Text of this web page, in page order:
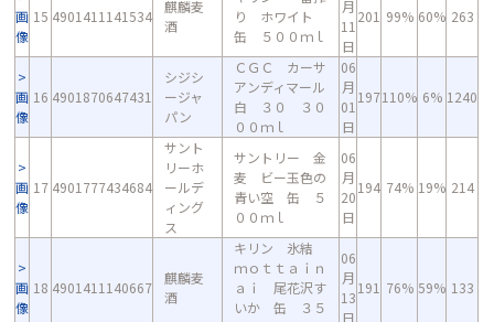
画
像
15 4901411141534
麒麟麦
酒
り ホワイト
缶 ５００ｍｌ
月
11
日
201 99% 60% 263
画
像
16 4901870647431
シジシ
ージャ
パン
ＣＧＣ カーサ
アンディマール
白 ３０ ３０
００ｍｌ
06
月
01
日
197110% 6% 1240
画
像
17 4901777434684
サント
リーホ
ールデ
ィング
ス
サントリー 金
麦 ビー玉色の
青い空 缶 ５
００ｍｌ
06
月
20
日
194 74% 19% 214
画
像
18 4901411140667
麒麟麦
酒
キリン 氷結
ｍｏｔｔａｉｎ
ａｉ 尾花沢す
いか 缶 ３５
06
月
13
日
191 76% 59% 133